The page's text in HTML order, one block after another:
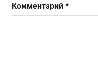
Комментарий *